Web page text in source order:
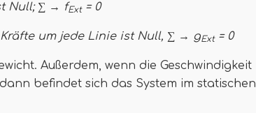
Null; ∑ → fExt= 0
um jede Linie ist Null, ∑ → gExt= 0
Außerdem, wenn die Geschwindigkeit
befindet sich das System im statischen